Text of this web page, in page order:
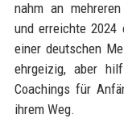
nahm an
und erreichte
einer deutschen
ehrgeizig, aber
Coachings für
ihrem Weg.